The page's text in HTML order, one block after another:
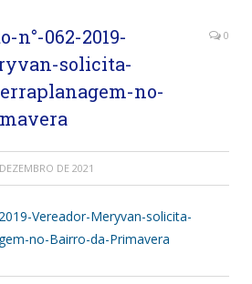
n°-062-2019-
solicita-
no-
0
DE 2021
Vereador-Meryvan-solicita-
no-Bairro-da-Primavera